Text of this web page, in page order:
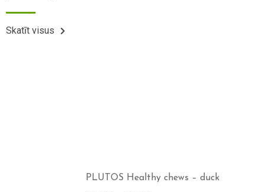
Skatīt visus
PLUTOS Healthy chews – duck